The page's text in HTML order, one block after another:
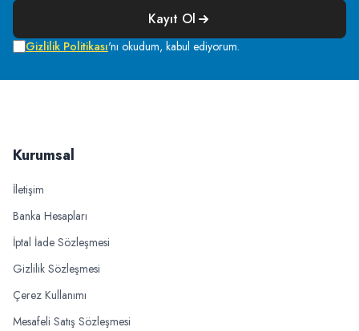
Kayıt Ol
Gizlilik Politikası'nı okudum, kabul ediyorum.
Kurumsal
İletişim
Banka Hesapları
İptal İade Sözleşmesi
Gizlilik Sözleşmesi
Çerez Kullanımı
Mesafeli Satış Sözleşmesi